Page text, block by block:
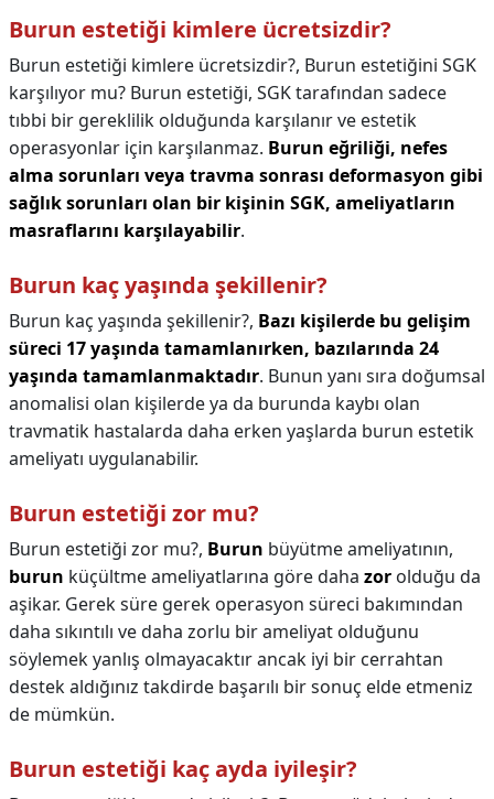
Burun estetiği kimlere ücretsizdir?
Burun estetiği kimlere ücretsizdir?, Burun estetiğini SGK
karşılıyor mu? Burun estetiği, SGK tarafından sadece
tıbbi bir gereklilik olduğunda karşılanır ve estetik
operasyonlar için karşılanmaz. Burun eğriliği, nefes
alma sorunları veya travma sonrası deformasyon gibi
sağlık sorunları olan bir kişinin SGK, ameliyatların
masraflarını karşılayabilir.
Burun kaç yaşında şekillenir?
Burun kaç yaşında şekillenir?, Bazı kişilerde bu gelişim
süreci 17 yaşında tamamlanırken, bazılarında 24
yaşında tamamlanmaktadır. Bunun yanı sıra doğumsal
anomalisi olan kişilerde ya da burunda kaybı olan
travmatik hastalarda daha erken yaşlarda burun estetik
ameliyatı uygulanabilir.
Burun estetiği zor mu?
Burun estetiği zor mu?, Burun büyütme ameliyatının,
burun küçültme ameliyatlarına göre daha zor olduğu da
aşikar. Gerek süre gerek operasyon süreci bakımından
daha sıkıntılı ve daha zorlu bir ameliyat olduğunu
söylemek yanlış olmayacaktır ancak iyi bir cerrahtan
destek aldığınız takdirde başarılı bir sonuç elde etmeniz
de mümkün.
Burun estetiği kaç ayda iyileşir?